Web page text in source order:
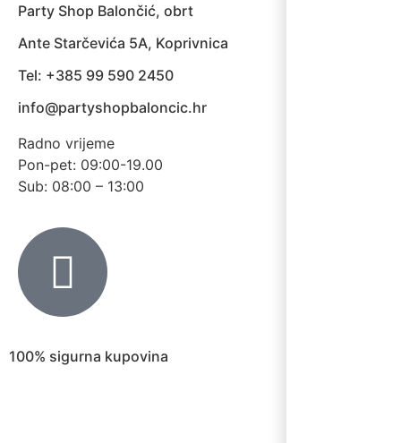
Party Shop Balončić, obrt
Ante Starčevića 5A, Koprivnica
Tel: +385 99 590 2450
info@partyshopbaloncic.hr
Radno vrijeme
Pon-pet: 09:00-19.00
Sub: 08:00 – 13:00
100% sigurna kupovina